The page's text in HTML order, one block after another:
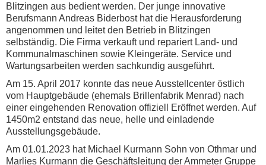
Blitzingen aus bedient werden. Der junge innovative
Berufsmann Andreas Biderbost hat die Herausforderung
angenommen und leitet den Betrieb in Blitzingen
selbständig. Die Firma verkauft und repariert Land- und
Kommunalmaschinen sowie Kleingeräte. Service und
Wartungsarbeiten werden sachkundig ausgeführt.
Am 15. April 2017 konnte das neue Ausstellcenter östlich
vom Hauptgebäude (ehemals Brillenfabrik Menrad) nach
einer eingehenden Renovation offiziell Eröffnet werden. Auf
1450m2 entstand das neue, helle und einladende
Ausstellungsgebäude.
Am 01.01.2023 hat Michael Kurmann Sohn von Othmar und
Marlies Kurmann die Geschäftsleitung der Ammeter Gruppe